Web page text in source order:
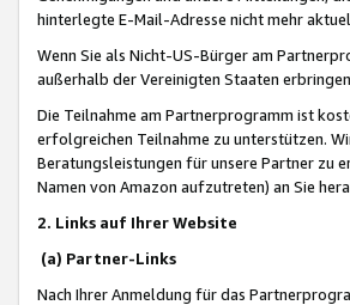
hinterlegte E-Mail-Adresse nicht mehr
Wenn Sie als Nicht-US-Bürger am
außerhalb der Vereinigten Staaten
Die Teilnahme am Partnerprogramm ist
erfolgreichen Teilnahme zu unterstützen.
Beratungsleistungen für unsere Partner zu
Namen von Amazon aufzutreten) an Sie
2. Links auf Ihrer Website
(a) Partner-Links
Nach Ihrer Anmeldung für das